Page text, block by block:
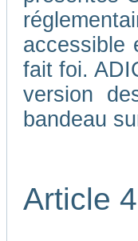
accessible
fait foi.
version
bandeau
Article